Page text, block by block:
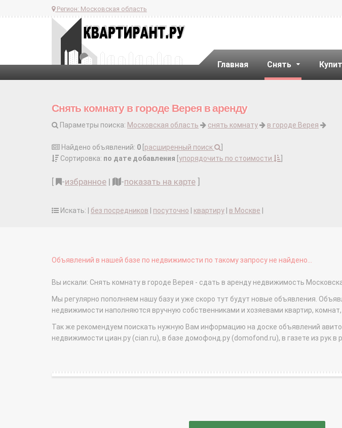
Регион: Московская область
Главная Снять
Снять комнату в городе Верея в аренду
Параметры поиска: Московская область снять комнату в городе Верея
Найдено объявлений: 0 расширенный поиск
Сортировка: по дате добавления упорядочить по стоимости
-избранное | -показать на карте
Искать: | без посредников посуточно квартиру в Москве
Объявлений в нашей базе по недвижимости по такому запросу не найдено...
Вы искали: Снять комнату в городе Верея - сдать в аренду недвижимость
Мы регулярно пополняем нашу базу и уже скоро тут будут новые объявления.
недвижимости наполняются вручную собственниками и хозяевами квартир,
Так же рекомендуем поискать нужную Вам информацию на доске объявлений
недвижимости циан.ру (cian.ru), в базе домофонд.ру (domofond.ru), в газете из рук в